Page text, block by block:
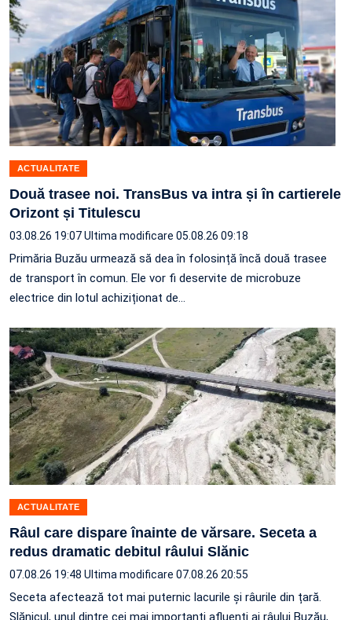
ACTUALITATE
Două trasee noi. TransBus va intra și în cartierele
Orizont și Titulescu
03.08.26 19:07Ultima modificare 05.08.26 09:18
Primăria Buzău urmează să dea în folosință încă două trasee
de transport în comun. Ele vor fi deservite de microbuze
electrice din lotul achiziționat de…
ACTUALITATE
Râul care dispare înainte de vărsare. Seceta a
redus dramatic debitul râului Slănic
07.08.26 19:48 Ultima modificare 07.08.26 20:55
Seceta afectează tot mai puternic lacurile și râurile din țară.
Slănicul, unul dintre cei mai importanți afluenți ai râului Buzău,